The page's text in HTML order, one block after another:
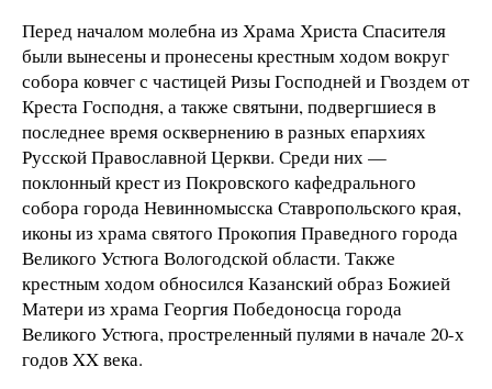
Перед началом молебна из Храма Христа Спасителя
были вынесены и пронесены крестным ходом вокруг
собора ковчег с частицей Ризы Господней и Гвоздем от
Креста Господня, а также святыни, подвергшиеся в
последнее время осквернению в разных епархиях
Русской Православной Церкви. Среди них —
поклонный крест из Покровского кафедрального
собора города Невинномысска Ставропольского края,
иконы из храма святого Прокопия Праведного города
Великого Устюга Вологодской области. Также
крестным ходом обносился Казанский образ Божией
Матери из храма Георгия Победоносца города
Великого Устюга, простреленный пулями в начале 20-х
годов XX века.